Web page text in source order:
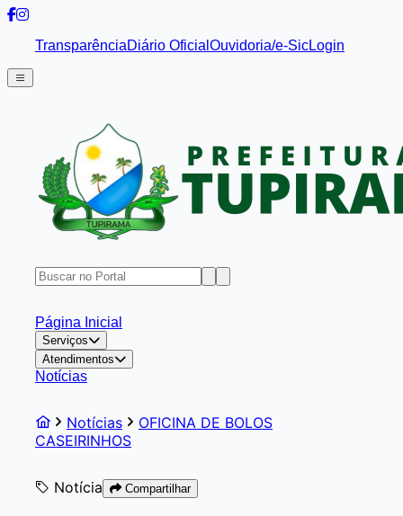
TransparênciaDiário Oficial Ouvidoria/e-SicLogin
Página Inicial
Serviços
Atendimentos
Notícias
Notícias
OFICINA DE BOLOS
CASEIRINHOS
Notícia Compartilhar